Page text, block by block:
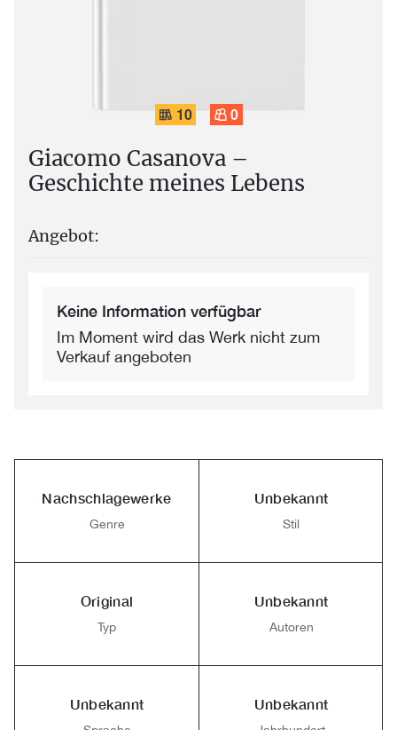
10 0
Giacomo Casanova –
Geschichte meines Lebens
Angebot:
Keine Information verfügbar
Im Moment wird das Werk nicht zum
Verkauf angeboten
Nachschlagewerke
Genre
Unbekannt
Stil
Original
Typ
Unbekannt
Autoren
Unbekannt Unbekannt